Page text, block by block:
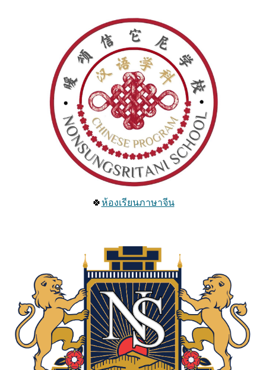
🍀ห้องเรียนภาษาจีน